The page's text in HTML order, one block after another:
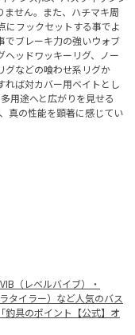
ません。また、ハチマキ周
にフックセットする事でよ
でブレーキ力の強いウォブ
ヘッドワッキーリグ、ノー
グなどの喰わせ系リグか
れば対カバー用ベイトとし
用途へと広がりを見せる
真の性能を顕著に感じてい
（レベルバイブ）・
タイラー）など人気のバス
釣具のポイント【公式】オ